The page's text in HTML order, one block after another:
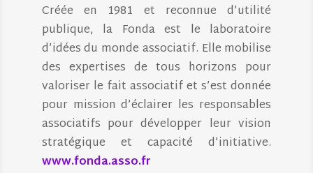
Créée en 1981 et reconnue d’utilité
publique, la Fonda est le laboratoire
d’idées du monde associatif. Elle mobilise
des expertises de tous horizons pour
valoriser le fait associatif et s’est donnée
pour mission d’éclairer les responsables
associatifs pour développer leur vision
stratégique et capacité d’initiative.
www.fonda.asso.fr